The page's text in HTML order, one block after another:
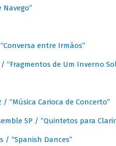
entre Irmãos”
“Fragmentos de Um Inverno
“Música Carioca de Concerto”
SP / “Quintetos para
/ “Spanish Dances”